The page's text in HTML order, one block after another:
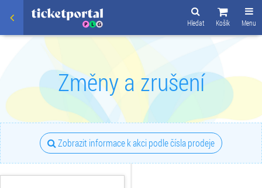
Menu
Košík
Hledat
Změny a zrušení
Zobrazit informace k akci podle čísla prodeje